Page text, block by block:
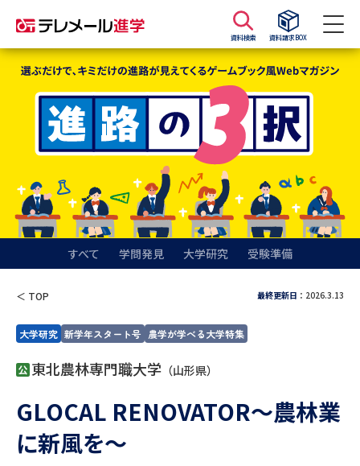
資料検索 資料請求BOX
資料検索
大学・短大の資料種類から請求
大学パンフ 学部・学科パンフ
総合型選抜・学校推薦型選抜 募
集要項＆願書
大学入学共通テスト利用選抜の
募集要項＆願書
大学・短大以外の資料から請求
専門学校の資料請求 大学院の資料請求
留学・進学関連、塾・予備校
大学入学共通テスト「受験案
内」の請求
大学入学共通テスト「受験上の
配慮案内」の請求
すべて 学問発見 大学研究 受験準備
＜ TOP 最終更新日 ：2026.3.13
大学研究 新学年スタート号 農学が学べる大学特集
東北農林専門職大学 （山形県）
GLOCAL RENOVATOR～農林業
に新風を～